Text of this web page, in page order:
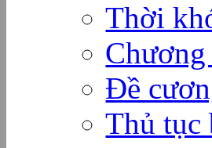
Thời
Đề
Thủ tục